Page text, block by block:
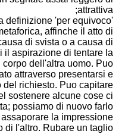
attrattiva;
definizione 'per equivoco'
affinche il atto di
di svista o a causa di
il aspirazione di tentare la
dell'altra uomo. Puo
attraverso presentarsi e
richiesto. Puo capitare
sostenere alcune cose ci
possiamo di nuovo farlo
la impressione
di l'altro. Rubare un taglio